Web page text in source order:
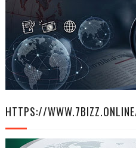
HTTPS://